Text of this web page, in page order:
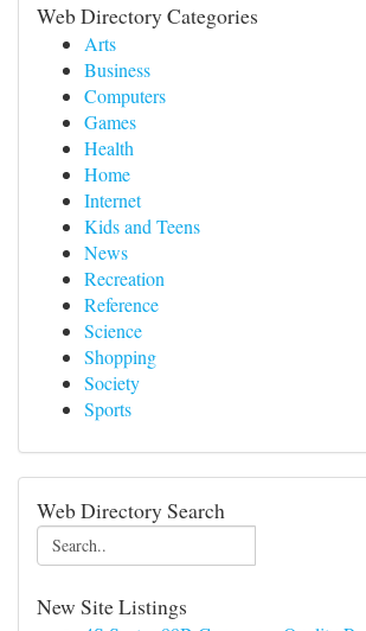
Web Directory Categories
Arts
Business
Computers
Games
Health
Home
Internet
Kids and Teens
News
Recreation
Reference
Science
Shopping
Society
Sports
Web Directory Search
New Site Listings